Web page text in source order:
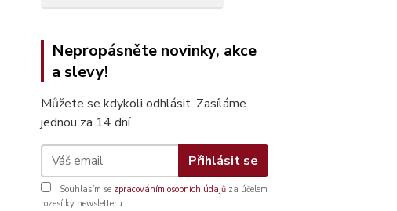
Nepropásněte novinky, akce
a slevy!
Můžete se kdykoli odhlásit. Zasíláme
jednou za 14 dní.
Přihlásit se
Souhlasím se zpracováním osobních údajů za účelem
rozesílky newsletteru.